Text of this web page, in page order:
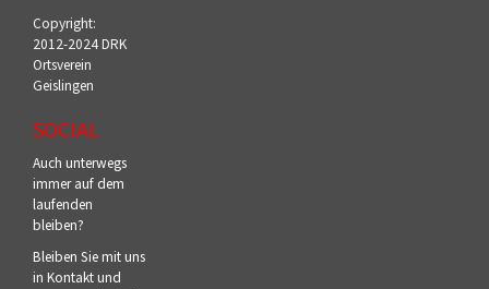
Copyright:
2012-2024 DRK
Ortsverein
Geislingen
SOCIAL
Auch unterwegs
immer auf dem
laufenden
bleiben?
Bleiben Sie mit uns
in Kontakt und